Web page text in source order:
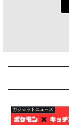
ガジェットニュース